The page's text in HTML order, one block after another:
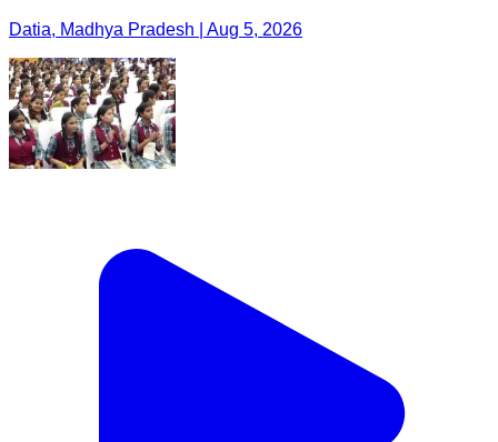
Datia, Madhya Pradesh | Aug 5, 2026